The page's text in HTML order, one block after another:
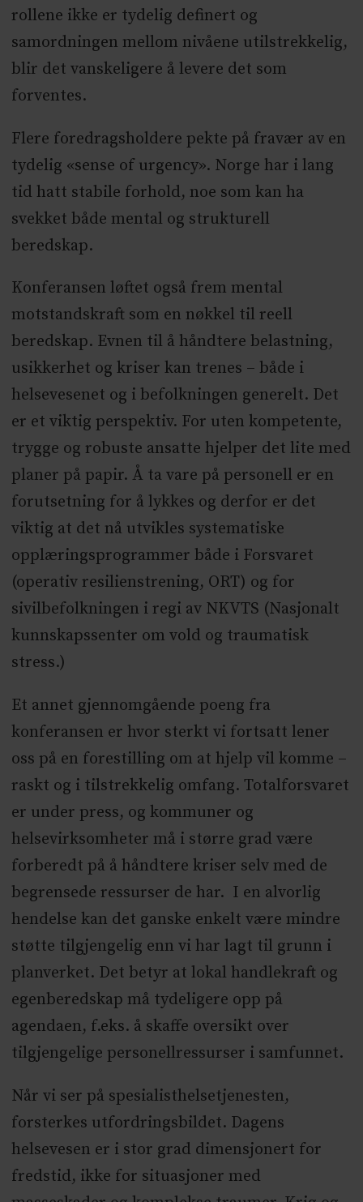
rollene ikke er tydelig definert og
samordningen mellom nivåene utilstrekkelig,
blir det vanskeligere å levere det som
forventes.
Flere foredragsholdere pekte på fravær av en
tydelig «sense of urgency». Norge har i lang
tid hatt stabile forhold, noe som kan ha
svekket både mental og strukturell
beredskap.
Konferansen løftet også frem mental
motstandskraft som en nøkkel til reell
beredskap. Evnen til å håndtere belastning,
usikkerhet og kriser kan trenes – både i
helsevesenet og i befolkningen generelt. Det
er et viktig perspektiv. For uten kompetente,
trygge og robuste ansatte hjelper det lite med
planer på papir. Å ta vare på personell er en
forutsetning for å lykkes og derfor er det
viktig at det nå utvikles systematiske
opplæringsprogrammer både i Forsvaret
(operativ resilienstrening, ORT) og for
sivilbefolkningen i regi av NKVTS (Nasjonalt
kunnskapssenter om vold og traumatisk
stress.)
Et annet gjennomgående poeng fra
konferansen er hvor sterkt vi fortsatt lener
oss på en forestilling om at hjelp vil komme –
raskt og i tilstrekkelig omfang. Totalforsvaret
er under press, og kommuner og
helsevirksomheter må i større grad være
forberedt på å håndtere kriser selv med de
begrensede ressurser de har. I en alvorlig
hendelse kan det ganske enkelt være mindre
støtte tilgjengelig enn vi har lagt til grunn i
planverket. Det betyr at lokal handlekraft og
egenberedskap må tydeligere opp på
agendaen, f.eks. å skaffe oversikt over
tilgjengelige personellressurser i samfunnet.
Når vi ser på spesialisthelsetjenesten,
forsterkes utfordringsbildet. Dagens
helsevesen er i stor grad dimensjonert for
fredstid, ikke for situasjoner med